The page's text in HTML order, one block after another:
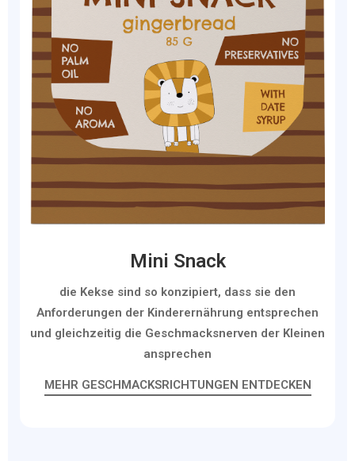
Mini Snack
die Kekse sind so konzipiert, dass sie den
Anforderungen der Kinderernährung entsprechen
und gleichzeitig die Geschmacksnerven der Kleinen
ansprechen
MEHR GESCHMACKSRICHTUNGEN ENTDECKEN